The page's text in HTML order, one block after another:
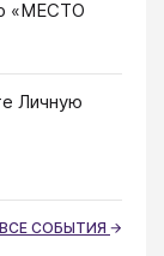
«МЕСТО
Личную
ВСЕ СОБЫТИЯ